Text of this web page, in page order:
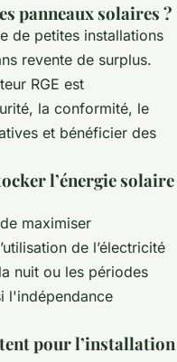
panneaux solaires ?
de petites installations
revente de surplus.
RGE est
la conformité, le
et bénéficier des
l’énergie solaire
maximiser
de l’électricité
nuit ou les périodes
l'indépendance
pour l’installation